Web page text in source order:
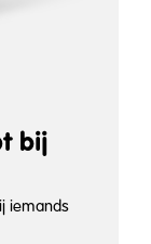
bij
iemands